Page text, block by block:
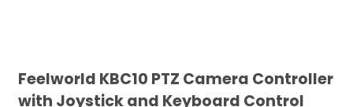
Feelworld KBC10 PTZ Camera Controller
with Joystick and Keyboard Control